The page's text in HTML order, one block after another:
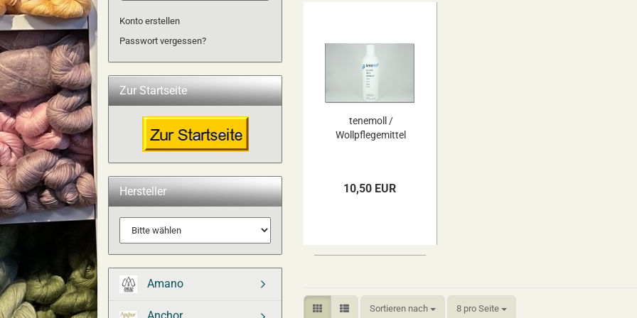
tenemoll /
Wollpflegemittel
10,50 EUR
Sortieren nach
Sortieren nach 8 pro Seite
pro Seite
Konto erstellen
Passwort vergessen?
Zur Startseite
Hersteller
Amano